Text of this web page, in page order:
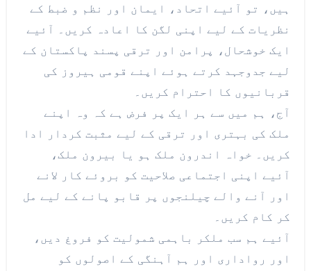
ہیں، تو آئیے اتحاد، ایمان اور نظم و ضبط کے
نظریات کے لیے اپنی لگن کا اعادہ کریں۔ آئیے
ایک خوشحال، پرامن اور ترقی پسند پاکستان کے
لیے جدوجہد کرتے ہوئے اپنے قومی ہیروز کی
قربانیوں کا احترام کریں۔
آج، ہم میں سے ہر ایک پر فرض ہے کہ وہ اپنے
ملک کی بہتری اور ترقی کے لیے مثبت کردار ادا
کریں۔ خواہ اندرون ملک ہو یا بیرون ملک،
آئیے اپنی اجتماعی صلاحیت کو بروئے کار لانے
اور آنے والے چیلنجوں پر قابو پانے کے لیے مل
کر کام کریں۔
آئیے ہم سب ملکر باہمی شمولیت کو فروغ دیں،
اور رواداری اور ہم آہنگی کے اصولوں کو